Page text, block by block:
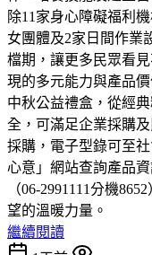
除11家身心障礙福利
女團體及2家日間作業
檔期，讓更多民眾看
現的多元能力與產品
中秋公益禮盒，從經
全，可滿足企業採購
採購，電子型錄可至
心意」網站查詢產品
（06-2991111分機
望的溫暖力量。
繼續閱讀